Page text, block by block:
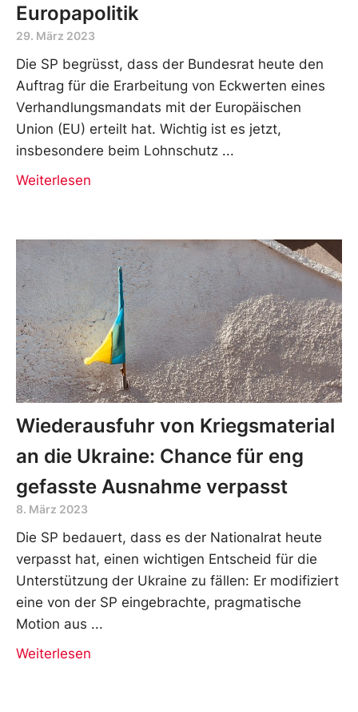
Europapolitik
29. März 2023
Die SP begrüsst, dass der Bundesrat heute den
Auftrag für die Erarbeitung von Eckwerten eines
Verhandlungsmandats mit der Europäischen
Union (EU) erteilt hat. Wichtig ist es jetzt,
insbesondere beim Lohnschutz
Weiterlesen
Wiederausfuhr von Kriegsmaterial
an die Ukraine: Chance für eng
gefasste Ausnahme verpasst
8. März 2023
Die SP bedauert, dass es der Nationalrat heute
verpasst hat, einen wichtigen Entscheid für die
Unterstützung der Ukraine zu fällen: Er modifiziert
eine von der SP eingebrachte, pragmatische
Motion aus
Weiterlesen